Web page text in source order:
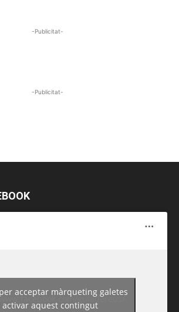
-Publicitat-
-Publicitat-
guiadereus/
acceptar màrqueting galetes
activar aquest contingut